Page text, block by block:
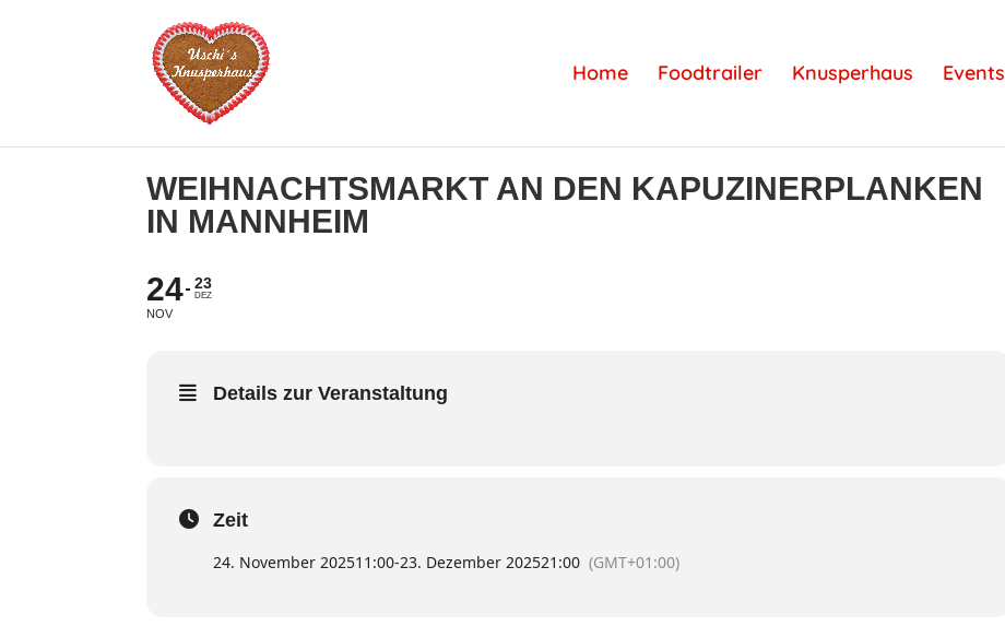
Home Foodtrailer Knusperhaus Events
WEIHNACHTSMARKT AN DEN KAPUZINERPLANKEN
IN MANNHEIM
24
NOV
23
DEZ
Details zur Veranstaltung
Zeit
24. November 202511:00-23. Dezember 202521:00 (GMT+01:00)